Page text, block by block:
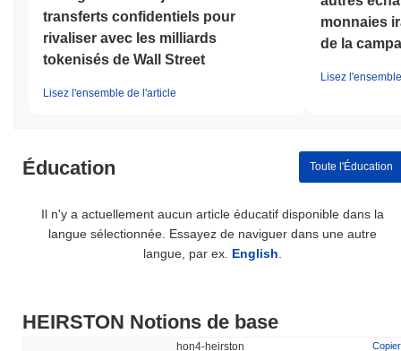
transferts confidentiels pour
rivaliser avec les milliards
tokenisés de Wall Street
Lisez l'ensemble de l'article
monnaies
de la
Lisez
Éducation Toute l'Éducation
Il n'y a actuellement aucun article éducatif disponible dans la
langue sélectionnée. Essayez de naviguer dans une autre
langue, par ex. English
HEIRSTON Notions de base
hon4-heirston
Copier